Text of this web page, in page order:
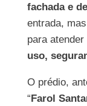
fachada e
entrada,
para atender
uso,
O prédio,
“Farol